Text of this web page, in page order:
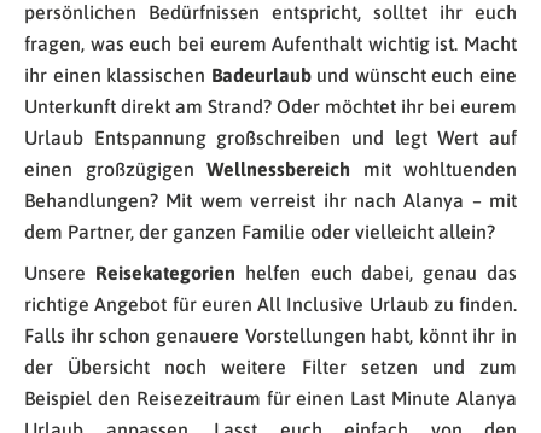
persönlichen Bedürfnissen entspricht, solltet ihr euch
fragen, was euch bei eurem Aufenthalt wichtig ist. Macht
ihr einen klassischen Badeurlaubund wünscht euch eine
Unterkunft direkt am Strand? Oder möchtet ihr bei eurem
Urlaub Entspannung großschreiben und legt Wert auf
einen großzügigen Wellnessbereich mit wohltuenden
Behandlungen? Mit wem verreist ihr nach Alanya – mit
dem Partner, der ganzen Familie oder vielleicht allein?
Unsere Reisekategorien helfen euch dabei, genau das
richtige Angebot für euren All Inclusive Urlaub zu finden.
Falls ihr schon genauere Vorstellungen habt, könnt ihr in
der Übersicht noch weitere Filter setzen und zum
Beispiel den Reisezeitraum für einen Last Minute Alanya